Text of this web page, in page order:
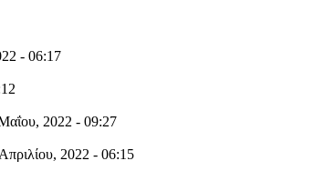
- 06:17
2022 - 09:27
2022 - 06:15